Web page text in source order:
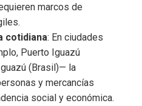
marcos de
cotidiana: En ciudades
Puerto Iguazú
(Brasil)— la
y mercancías
social y económica.